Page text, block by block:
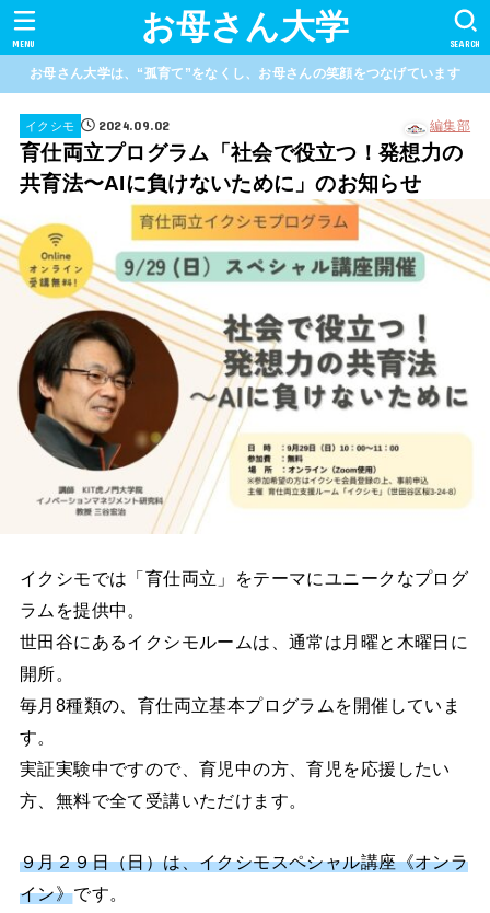
お母さん大学 SEARCH
MENU
お母さん大学は、“孤育て”をなくし、お母さんの笑顔をつなげています
イクシモ 2024.09.02 編集部
育仕両立プログラム「社会で役立つ！発想力の
共育法〜AIに負けないために」のお知らせ
イクシモでは「育仕両立」をテーマにユニークなプログ
ラムを提供中。
世田谷にあるイクシモルームは、通常は月曜と木曜日に
開所。
毎月8種類の、育仕両立基本プログラムを開催していま
す。
実証実験中ですので、育児中の方、育児を応援したい
方、無料で全て受講いただけます。
９月２９日（日）は、イクシモスペシャル講座《オンラ
イン》です。